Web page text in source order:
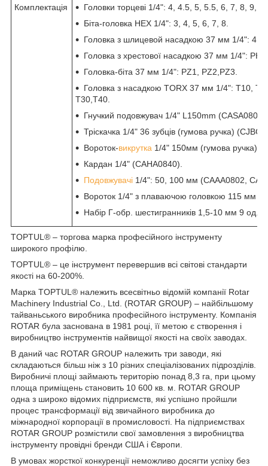
Комплектація
Головки торцеві 1/4": 4, 4.5, 5, 5.5, 6, 7, 8, 9,
Біта-головка HEX 1/4": 3, 4, 5, 6, 7, 8.
Головка з шлицевой насадкою 37 мм 1/4": 4,
Головка з хрестової насадкою 37 мм 1/4":
Головка-біта 37 мм 1/4": PZ1, PZ2,PZ3.
Головка з насадкою TORX 37 мм 1/4": T10,
T30,T40.
Гнучкий подовжувач 1/4" L150mm (CASA0806).
Тріскачка 1/4" 36 зубців (гумова ручка)
Вороток-викрутка 1/4" 150мм (гумова ручка)
Кардан 1/4" (CAHA0840).
Подовжувачі 1/4": 50, 100 мм (CAAA0802,
Вороток 1/4" з плаваючою головкою 115 мм
Набір Г-обр. шестигранників 1,5-10 мм 9 од.
TOPTUL® – торгова марка професійного інструменту
широкого профілю.
TOPTUL® – це інструмент перевершив всі світові стандарти
якості на 60-200%.
Марка TOPTUL® належить всесвітньо відомій компанії Rotar
Machinery Industrial Co., Ltd. (ROTAR GROUP) – найбільшому
тайваньського виробника професійного інструменту. Компанія
ROTAR була заснована в 1981 році, її метою є створення і
виробництво інструментів найвищої якості на своїх заводах.
В даний час ROTAR GROUP належить три заводи, які
складаються більш ніж з 10 різних спеціалізованих підрозділів.
Виробничі площі займають територію понад 8,3 га, при цьому
площа приміщень становить 10 600 кв. м. ROTAR GROUP
одна з широко відомих підприємств, які успішно пройшли
процес трансформації від звичайного виробника до
міжнародної корпорації в промисловості. На підприємствах
ROTAR GROUP розмістили свої замовлення з виробництва
інструменту провідні бренди США і Європи.
В умовах жорсткої конкуренції неможливо досягти успіху без